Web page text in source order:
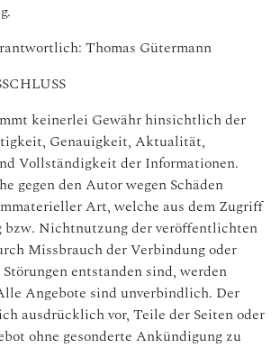
Thomas Gütermann
keinerlei Gewähr hinsichtlich der
Genauigkeit, Aktualität,
Vollständigkeit der Informationen.
gegen den Autor wegen Schäden
Art, welche aus dem Zugriff
bzw. Nichtnutzung der veröffentlichten
Missbrauch der Verbindung oder
entstanden sind, werden
Angebote sind unverbindlich. Der
ausdrücklich vor, Teile der Seiten oder
ohne gesonderte Ankündigung zu